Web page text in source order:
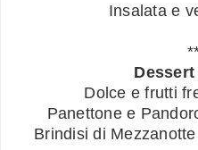
Insalata e
Dolce e frutti
Panettone e
Brindisi di